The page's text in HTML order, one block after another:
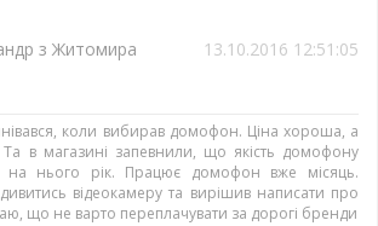
13.10.2016 12:51:05
з Житомира
коли вибирав домофон. Ціна хороша, а
в магазині запевнили, що якість домофону
на нього рік. Працює домофон вже місяць.
відеокамеру та вирішив написати про
що не варто переплачувати за дорогі бренди